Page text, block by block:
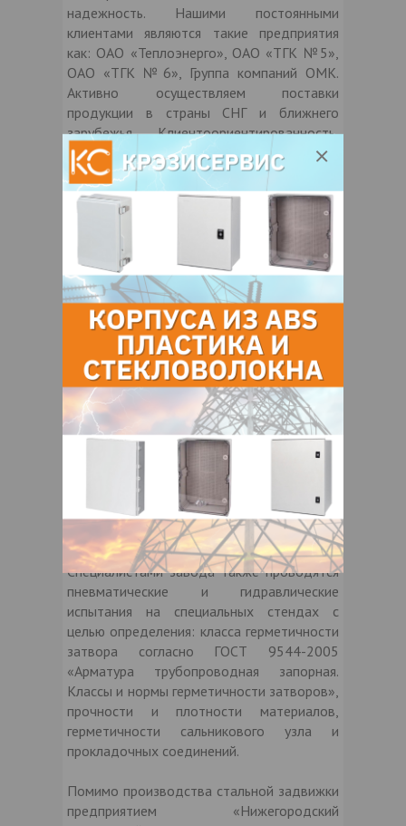
надежность. Нашими постоянными
клиентами являются такие предприятия
как: ОАО «Теплоэнерго», ОАО «ТГК №5»,
ОАО «ТГК №6», Группа компаний ОМК.
Активно осуществляем поставки
продукции в страны СНГ и ближнего
зарубежья. Клиентоориентированность,
гибкость в ценовой политике, лояльность
предприятия позволяет нам достичь
взаимовыгодных договоренностей и
сохранять долгосрочные отношения.
На начальном этапе своего развития
перед инициаторами объединения
ставилась задача сохранения годами
копившегося опыта производства
стальной задвижки 30с41нж Ру16 Ду50-
Ду200 климатического исполнения У1.
Сегодня техническая оснащенность
завода позволяет выполнять следующие
виды работ:
- все виды механической обработки,
- сборочные, испытательные и
доводочные работы,
- окраску,
- сварочные работы
Специалистами завода также проводятся
пневматические и гидравлические
испытания на специальных стендах с
целью определения: класса герметичности
затвора согласно ГОСТ 9544-2005
«Арматура трубопроводная запорная.
Классы и нормы герметичности затворов»,
прочности и плотности материалов,
герметичности сальникового узла и
прокладочных соединений.
Помимо производства стальной задвижки
предприятием «Нижегородский